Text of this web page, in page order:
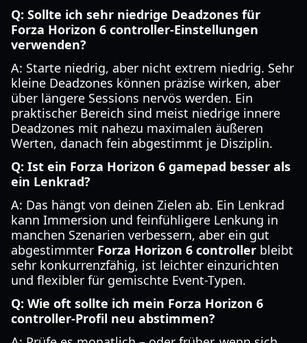
Q: Sollte ich sehr niedrige Deadzones für
Forza Horizon 6 controller-Einstellungen
verwenden?
A: Starte niedrig, aber nicht extrem niedrig. Sehr
kleine Deadzones können präzise wirken, aber
über längere Sessions nervös werden. Ein
praktischer Bereich sind meist niedrige innere
Deadzones mit nahezu maximalen äußeren
Werten, danach fein abgestimmt je Disziplin.
Q: Ist ein Forza Horizon 6 gamepad besser als
ein Lenkrad?
A: Das hängt von deinen Zielen ab. Ein Lenkrad
kann Immersion und feinfühligere Lenkung in
manchen Szenarien verbessern, aber ein gut
abgestimmter Forza Horizon 6 controller bleibt
sehr konkurrenzfähig, ist leichter einzurichten
und flexibler für gemischte Event-Typen.
Q: Wie oft sollte ich mein Forza Horizon 6
controller-Profil neu abstimmen?